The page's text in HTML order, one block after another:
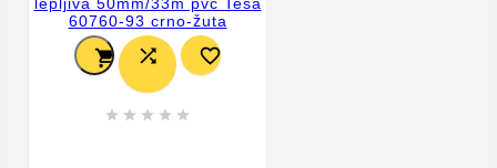
  
    